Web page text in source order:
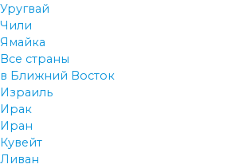
Уругвай
Чили
Ямайка
Все страны
в Ближний Восток
Израиль
Ирак
Иран
Кувейт
Ливан